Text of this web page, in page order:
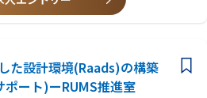
調査：3名 部品構成管理：5名 AI活用：
ャー：1名
TSMC】【サムスン】
た設計環境(Raads)の構築
ート)ーRUMS推進室